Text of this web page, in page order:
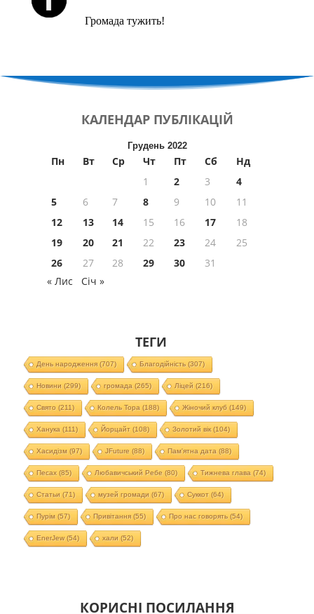
Громада тужить!
КАЛЕНДАР ПУБЛІКАЦІЙ
Грудень 2022
Пн Вт Ср Чт Пт Сб
Нд
1
2 3
4
5
6 7 8 9 10
11
12
13 14 15 16 17
18
19
20 21 22 23 24
25
26
27 28 29 30
31
« Лис
Січ »
ТЕГИ
День народження(707) Благодійність(307)
Новини (299) громада (265) Ліцей (216)
Свято (211) Колель Тора (188) Жіночий клуб (149)
Ханука (111) Йорцайт (108) Золотий вік(104)
Хасидізм (97) JFuture (88) Пам'ятна дата (88)
Песах(85) Любавичський Ребе (80) Тижнева глава (74)
Статьи (71) музей громади (67) Суккот (64)
Пурім (57) Привітання(55) Про нас говорять(54)
EnerJew(54) хали (52)
КОРИСНІ ПОСИЛАННЯ